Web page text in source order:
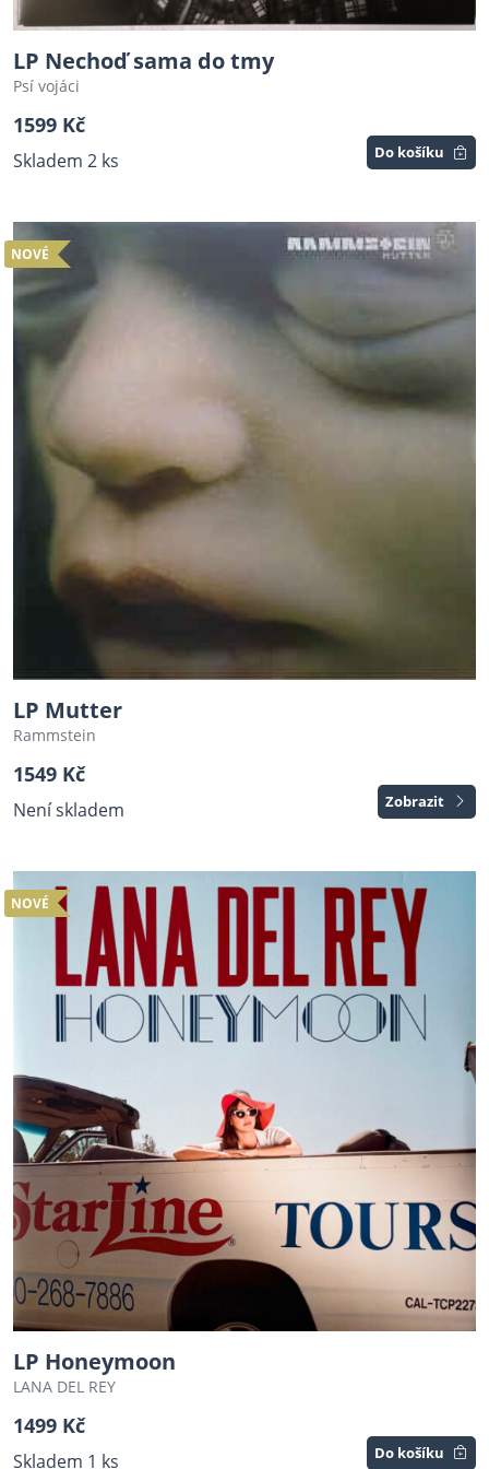
LP Nechoď sama do tmy
Psí vojáci
1599 Kč
Skladem 2 ks Do košíku
NOVÉ
LP Mutter
Rammstein
1549 Kč
Není skladem Zobrazit
NOVÉ
LP Honeymoon
LANA DEL REY
1499 Kč
Skladem 1 ks Do košíku